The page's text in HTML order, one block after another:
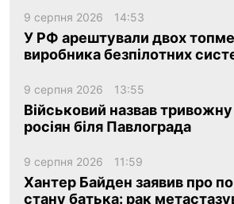
9 серпня 2026 14:53
У РФ арештували двох
виробника безпілотних
9 серпня 2026 13:55
Військовий назвав
росіян біля Павлограда
9 серпня 2026 11:59
Хантер Байден заявив про
стану батька: рак